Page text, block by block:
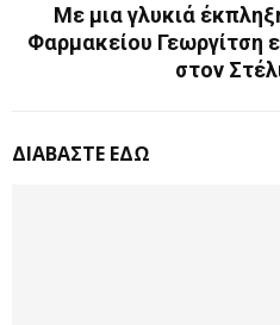
Με μια γλυκιά
Φαρμακείου Γεωργίτση
στον
ΔΙΑΒΑΣΤΕ ΕΔΩ